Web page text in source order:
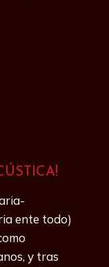
ente todo)
y tras